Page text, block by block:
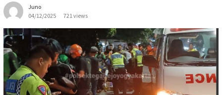
Juno
04/12/2025
721 views